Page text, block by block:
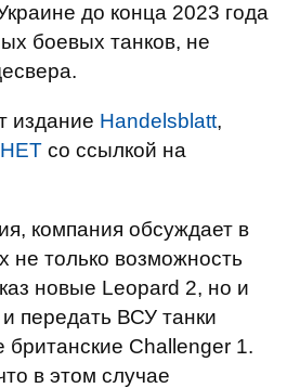
до конца 2023 года
боевых танков, не
издание Handelsblatt,
со ссылкой на
компания обсуждает в
не только возможность
новые Leopard 2, но и
передать ВСУ танки
британские Challenger 1.
в этом случае